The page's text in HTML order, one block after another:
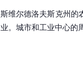
斯维尔德洛夫斯克州的
业。城市和工业中心的